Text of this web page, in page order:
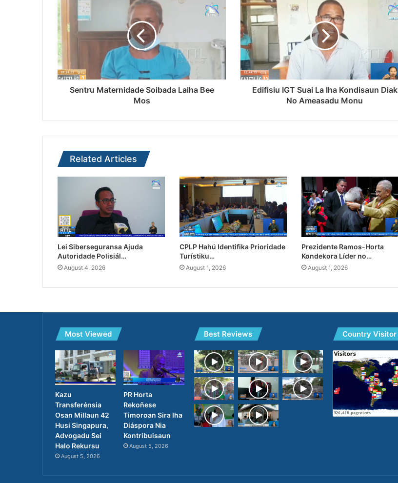
Sentru Maternidade Soibada Laiha Bee
Mos
Edifisiu IGT Suai La Iha Kondisaun Diak
No Ameasadu Monu
Related Articles
Lei Siberseguransa Ajuda
Autoridade Polisiál…
August 4, 2026
CPLP Hahú Identifika Prioridade
Turístiku…
August 1, 2026
Prezidente Ramos-Horta
Kondekora Líder no…
August 1, 2026
Most Viewed
Kazu
Transferénsia
Osan Millaun 42
Husi Singapura,
Advogadu Sei
Halo Rekursu
August 5, 2026
PR Horta
Rekoñese
Timoroan Sira Iha
Diáspora Nia
Kontribuisaun
August 5, 2026
Best Reviews Country Visitor